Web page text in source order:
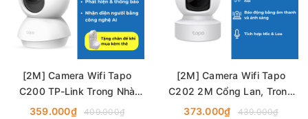
[2M] Camera Wifi Tapo
C200 TP-Link Trong Nhà
Xoay 360 Độ, Đàm Thoại 2
359.000₫ 409.000₫
[2M] Camera Wifi Tapo
C202 2M Cổng Lan, Trong
Nhà Xoay 360 Độ, Đàm
373.000₫ 439.000₫